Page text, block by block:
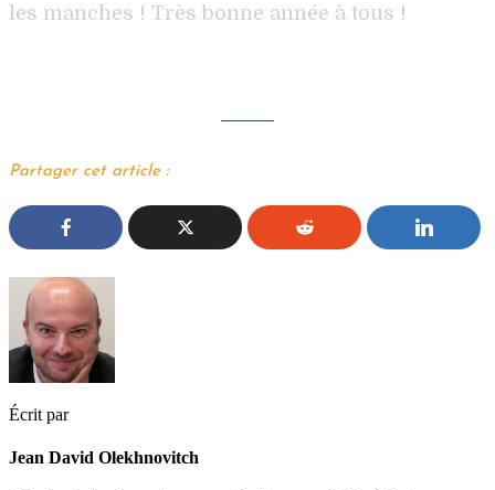
les manches ! Très bonne année à tous !
Partager cet article :
Écrit par
Jean David Olekhnovitch